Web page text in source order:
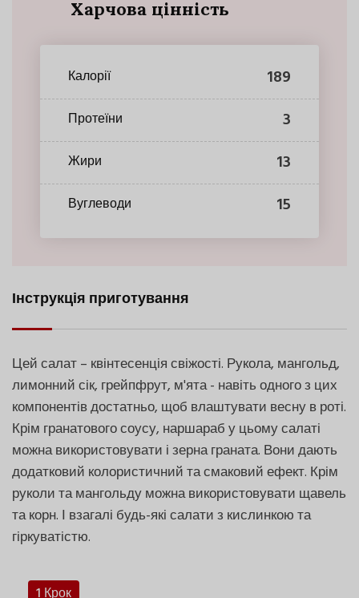
Харчова цінність
Калорії 189
Протеїни 3
Жири 13
Вуглеводи 15
Інструкція приготування
Цей салат – квінтесенція свіжості. Рукола, мангольд,
лимонний сік, грейпфрут, м'ята - навіть одного з цих
компонентів достатньо, щоб влаштувати весну в роті.
Крім гранатового соусу, наршараб у цьому салаті
можна використовувати і зерна граната. Вони дають
додатковий колористичний та смаковий ефект. Крім
руколи та мангольду можна використовувати щавель
та корн. І взагалі будь-які салати з кислинкою та
гіркуватістю.
1 Крок